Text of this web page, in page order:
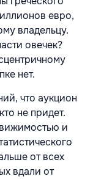
евро,
владельцу.
овечек?
нет.
что аукцион
не придет.
и
от всех
вдали от